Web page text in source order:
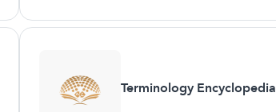
Terminology Encyclopedia